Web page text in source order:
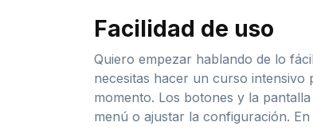
Facilidad de uso
Quiero empezar hablando de lo
necesitas hacer un curso
momento. Los botones y la
menú o ajustar la configuración.